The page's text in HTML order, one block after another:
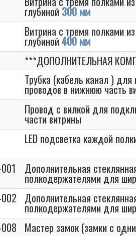
глубиной 300 мм
Витрина с тремя полками
глубиной400 мм
***ДОПОЛНИТЕЛЬНАЯ
Трубка (кабель канал )
проводов в нижнюю часть
Провод с вилкой для
части витрины
LED подсветка каждой
Дополнительная
полкодержателями для
002 Дополнительная
полкодержателями для
008 Мастер замок (замки с